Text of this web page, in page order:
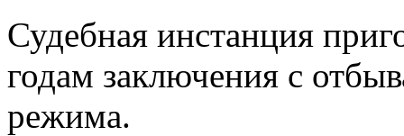
Судебная инстанция
годам заключения с
режима.